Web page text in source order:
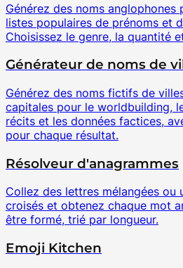
Générez des noms
listes populaires de prénoms et
Choisissez le genre, la quantité
Générateur de noms de
Générez des noms fictifs de
capitales pour le worldbuilding,
récits et les données factices,
pour chaque résultat.
Résolveur d'anagrammes
Collez des lettres mélangées ou
croisés et obtenez chaque mot
être formé, trié par longueur.
Emoji Kitchen